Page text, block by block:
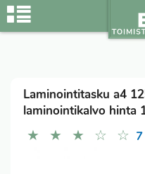
Laminointitasku a4
laminointikalvo hinta
★ ★ ★ ☆ ☆